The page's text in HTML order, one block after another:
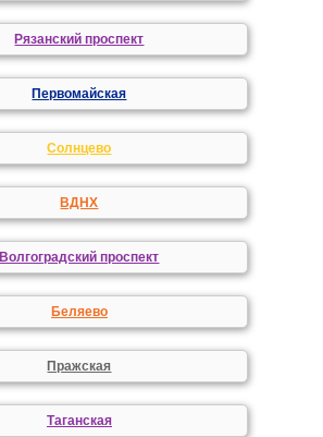
Рязанский проспект
Первомайская
Солнцево
ВДНХ
Волгоградский проспект
Беляево
Пражская
Таганская